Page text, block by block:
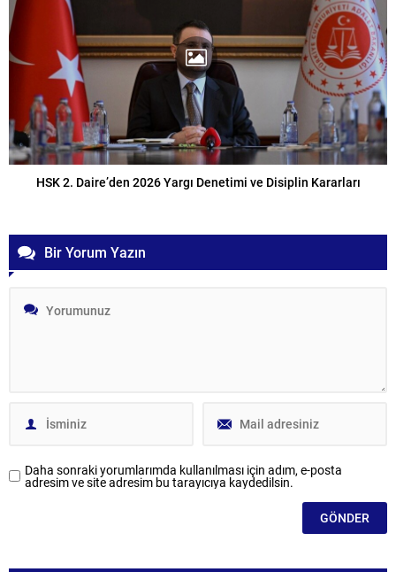
HSK 2. Daire’den 2026 Yargı Denetimi ve Disiplin Kararları
Bir Yorum Yazın
Daha sonraki yorumlarımda kullanılması için adım, e-posta
adresim ve site adresim bu tarayıcıya kaydedilsin.